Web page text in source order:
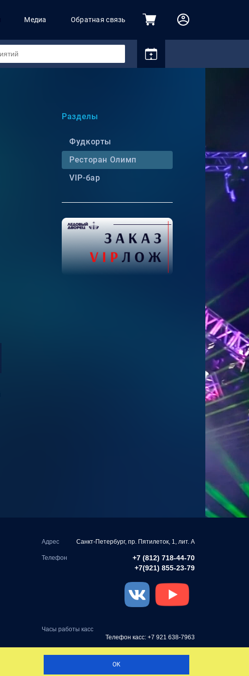
Медиа Обратная связь
Разделы
Фудкорты
Ресторан Олимп
VIP-бар
Адрес Санкт-Петербург, пр. Пятилеток, 1, лит. А
Телефон
+7 (812) 718-44-70
+7(921) 855-23-79
Часы работы касс
Телефон касс: +7 921 638-7963
Разработка сайта —
ОК